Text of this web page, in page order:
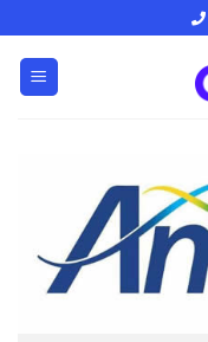
content